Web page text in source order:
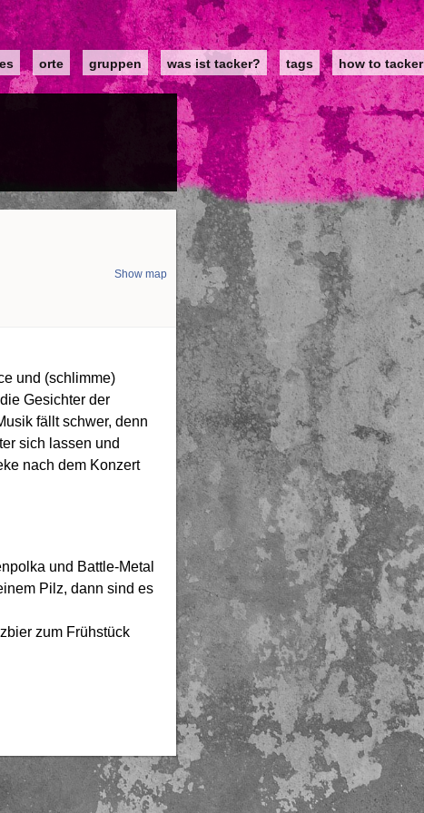
orte gruppen was ist tacker? tags how to tacker
Show map
und (schlimme)
Gesichter der
fällt schwer, denn
sich lassen und
nach dem Konzert
und Battle-Metal
Pilz, dann sind es
zum Frühstück